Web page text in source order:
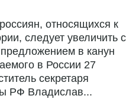
относящихся к
следует увеличить с
в канун
в России 27
секретаря
РФ Владислав...